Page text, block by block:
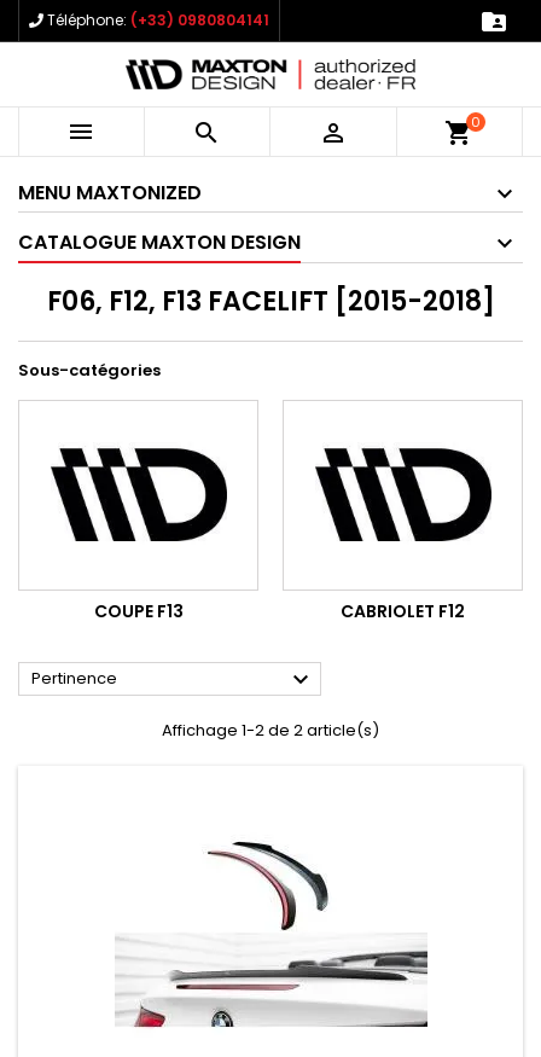
Téléphone: (+33) 0980804141 
   shopping_cart0
MENU MAXTONIZED
CATALOGUE MAXTON DESIGN
F06, F12, F13 FACELIFT [2015-2018]
Sous-catégories
COUPE F13 CABRIOLET F12
Pertinence 
Affichage 1-2 de 2 article(s)